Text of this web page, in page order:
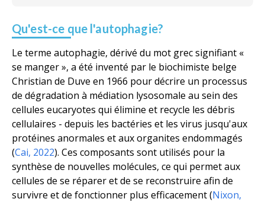
Qu'est-ce que l'autophagie?
Le terme autophagie, dérivé du mot grec signifiant «
se manger », a été inventé par le biochimiste belge
Christian de Duve en 1966 pour décrire un processus
de dégradation à médiation lysosomale au sein des
cellules eucaryotes qui élimine et recycle les débris
cellulaires - depuis les bactéries et les virus jusqu'aux
protéines anormales et aux organites endommagés
(Cai, 2022). Ces composants sont utilisés pour la
synthèse de nouvelles molécules, ce qui permet aux
cellules de se réparer et de se reconstruire afin de
survivre et de fonctionner plus efficacement (Nixon,